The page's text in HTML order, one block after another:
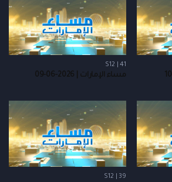
S12 | 41
مساء الإمارات | 2026-06-09
S12 | 39